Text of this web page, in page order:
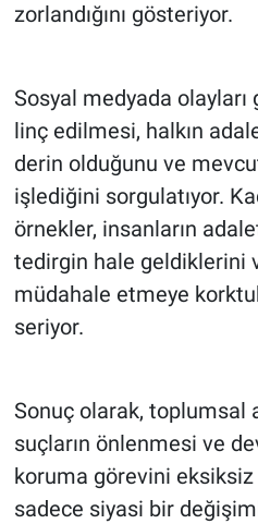
zorlandığını gösteriyor.
Sosyal medyada
linç edilmesi, halkın
derin olduğunu ve
işlediğini sorgulatıyor.
örnekler, insanların
tedirgin hale geldiklerini
müdahale etmeye
seriyor.
Sonuç olarak, toplumsal
suçların önlenmesi ve
koruma görevini
sadece siyasi bir